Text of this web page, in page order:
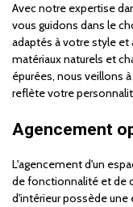
Avec notre expertise
vous guidons dans le
adaptés à votre style et
matériaux naturels et
épurées, nous veillons
reflète votre
Agencement
L'agencement d'un
de fonctionnalité et de
d'intérieur possède